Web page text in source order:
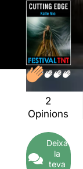
2
Opinions
Deixa
la
teva